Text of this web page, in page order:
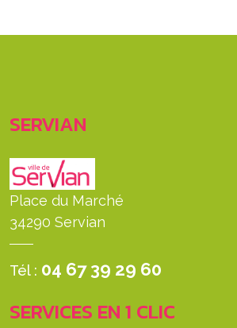
SERVIAN
Place du Marché
34290 Servian
Tél : 04 67 39 29 60
SERVICES EN 1 CLIC